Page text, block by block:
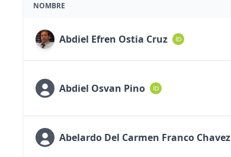
NOMBRE
Abdiel Efren Ostia Cruz
Abdiel Osvan Pino
Abelardo Del Carmen Franco Chavez